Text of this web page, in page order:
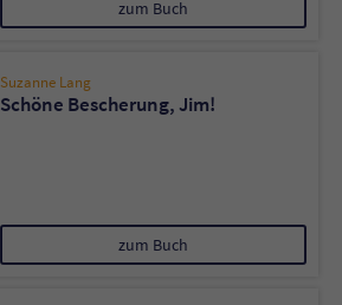
zum Buch
Suzanne Lang
Schöne Bescherung, Jim!
zum Buch